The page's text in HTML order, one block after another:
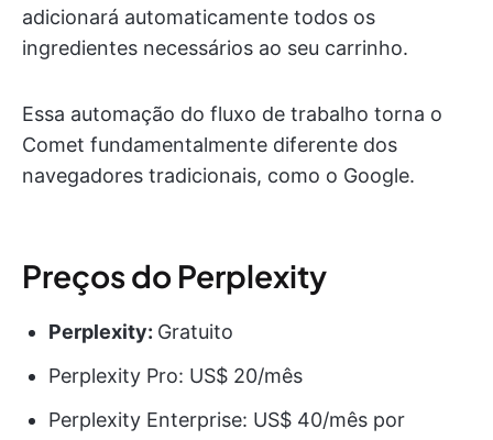
adicionará automaticamente todos os
ingredientes necessários ao seu carrinho.
Essa automação do fluxo de trabalho torna o
Comet fundamentalmente diferente dos
navegadores tradicionais, como o Google.
Preços do Perplexity
Perplexity: Gratuito
Perplexity Pro: US$ 20/mês
Perplexity Enterprise: US$ 40/mês por